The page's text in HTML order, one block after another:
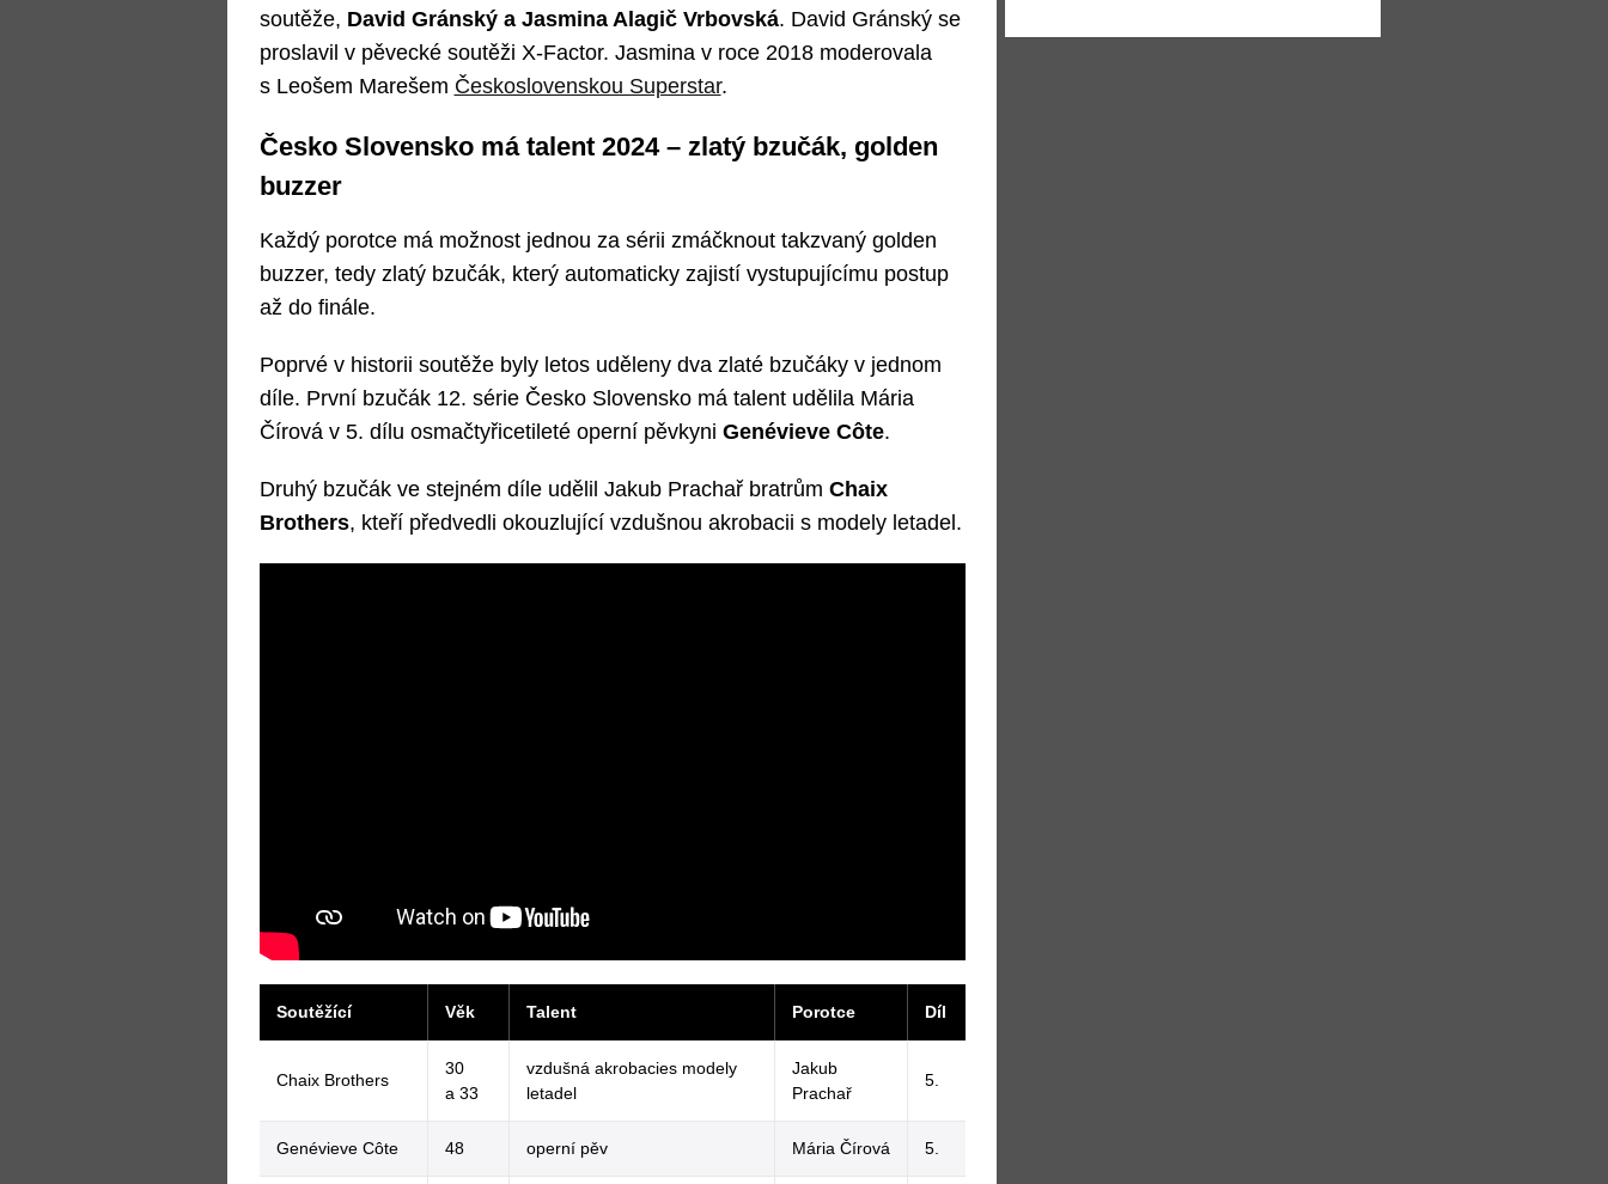
soutěže, David Gránský a Jasmina Alagič Vrbovská. David Gránský se
proslavil v pěvecké soutěži X-Factor. Jasmina v roce 2018 moderovala
s Leošem Marešem Československou Superstar.
Česko Slovensko má talent 2024 – zlatý bzučák, golden
buzzer
Každý porotce má možnost jednou za sérii zmáčknout takzvaný golden
buzzer, tedy zlatý bzučák, který automaticky zajistí vystupujícímu postup
až do finále.
Poprvé v historii soutěže byly letos uděleny dva zlaté bzučáky v jednom
díle. První bzučák 12. série Česko Slovensko má talent udělila Mária
Čírová v 5. dílu osmačtyřicetileté operní pěvkyni Genévieve Côte.
Druhý bzučák ve stejném díle udělil Jakub Prachař bratrům Chaix
Brothers, kteří předvedli okouzlující vzdušnou akrobacii s modely letadel.
Soutěžící Věk Talent Porotce Díl
Chaix Brothers
30
a 33
vzdušná akrobacies modely
letadel
Jakub
Prachař
5.
Genévieve Côte 48 operní pěv Mária Čírová 5.